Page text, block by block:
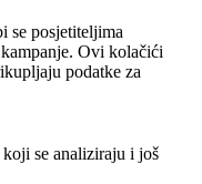
se posjetiteljima
Ovi kolačići
podatke za
se analiziraju i još